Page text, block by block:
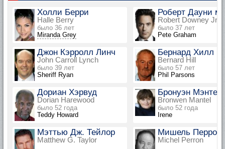
Холли Берри
Halle Berry
было 36 лет
Miranda Grey
Роберт Дауни
Robert Downey Jr.
было 37 лет
Pete Graham
Джон Кэрролл Линч
John Carroll Lynch
было 39 лет
Sheriff Ryan
Бернард Хилл
Bernard Hill
было 57 лет
Phil Parsons
Дориан Хэрвуд
Dorian Harewood
было 52 года
Teddy Howard
Бронуэн Мэнтел
Bronwen Mantel
было 52 года
Irene
Мэттью Дж. Тейлор
Matthew G. Taylor
Мишель Перрон
Michel Perron